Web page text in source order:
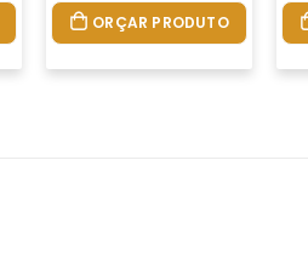
ORÇAR PRODUTO